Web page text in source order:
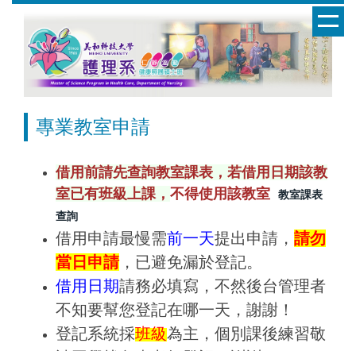
專業教室申請
借用前請先查詢教室課表，若借用日期該教
室已有班級上課， 不得使用該教室
教室課表
查詢
借用申請最慢需前一天提出申請， 請勿
當日申請，已避免漏於登記。
借用日期請務必填寫，不然後台管理者
不知要幫您登記在哪一天，謝謝！
登記系統採班級為主，個別課後練習敬